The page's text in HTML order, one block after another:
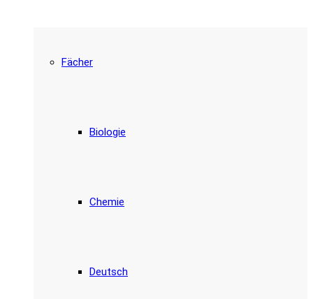
Fächer
Biologie
Chemie
Deutsch